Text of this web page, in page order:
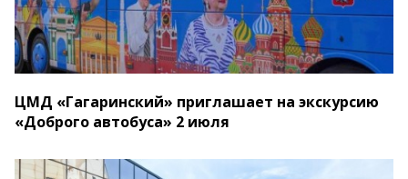
ЦМД «Гагаринский» приглашает на экскурсию
«Доброго автобуса» 2 июля